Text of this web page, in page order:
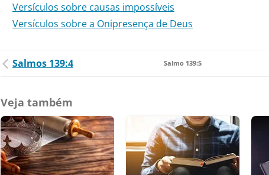
Versículos sobre causas impossíveis
Versículos sobre a Onipresença de Deus
Salmos 139:4 Salmo 139:5
Veja também